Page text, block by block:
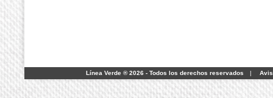
Línea Verde ® 2026 - Todos los derechos reservados |